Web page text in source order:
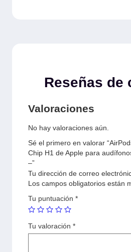
Reseñas de
Valoraciones
No hay valoraciones aún.
Sé el primero en valorar
Chip H1 de Apple para
–”
Tu dirección de correo
Los campos obligatorios están
Tu puntuación *
Tu valoración *